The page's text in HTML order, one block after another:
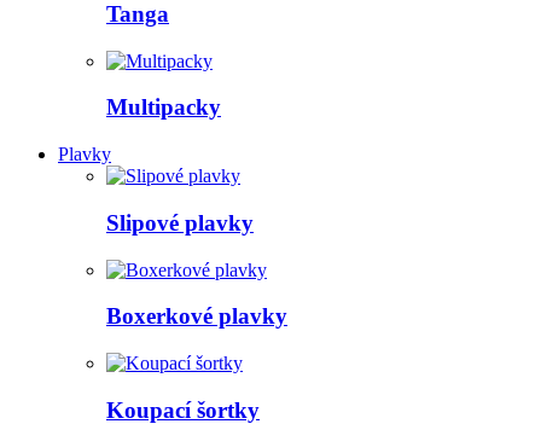
Tanga
Multipacky
Plavky
Slipové plavky
Boxerkové plavky
Koupací šortky